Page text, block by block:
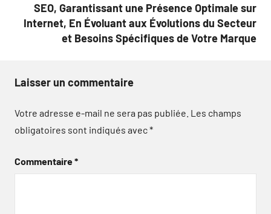
SEO, Garantissant une Présence Optimale sur
Internet, En Évoluant aux Évolutions du Secteur
et Besoins Spécifiques de Votre Marque
Laisser un commentaire
Votre adresse e-mail ne sera pas publiée. Les champs
obligatoires sont indiqués avec*
Commentaire*